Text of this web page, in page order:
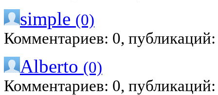
simple (0)
Комментариев: 0,
Alberto (0)
Комментариев: 0,